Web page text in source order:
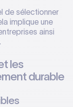
de sélectionner
implique une
ainsi
les
durable